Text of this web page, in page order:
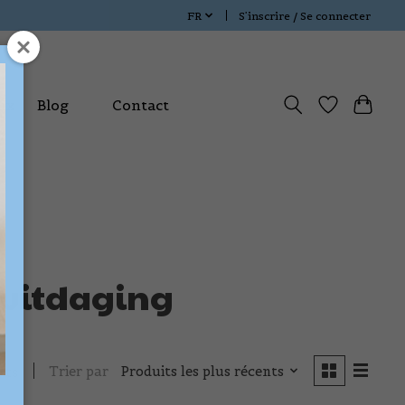
FR S’inscrire / Se connecter
Blog Contact
Trier par Produits les plus récents